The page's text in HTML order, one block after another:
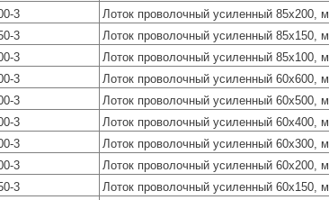
3
Лоток проволочный усиленный 85х200, м
3
Лоток проволочный усиленный 85х150, м
3
Лоток проволочный усиленный 85х100, м
3
Лоток проволочный усиленный 60х600, м
3
Лоток проволочный усиленный 60х500, м
3
Лоток проволочный усиленный 60х400, м
3
Лоток проволочный усиленный 60х300, м
3
Лоток проволочный усиленный 60х200, м
3
Лоток проволочный усиленный 60х150, м